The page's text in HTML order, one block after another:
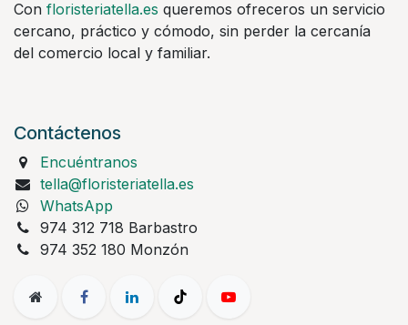
Con floristeriatella.es queremos ofreceros un servicio
cercano, práctico y cómodo, sin perder la cercanía
del comercio local y familiar.
Contáctenos
Encuéntranos
tella@floristeriatella.es
WhatsApp
974 312 718 Barbastro
974 352 180 Monzón